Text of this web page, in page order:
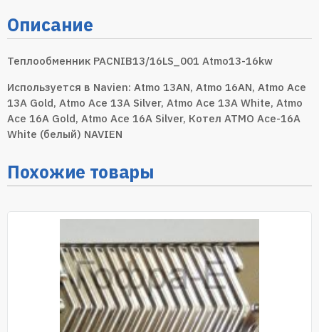
Описание
Теплообменник PACNIB13/16LS_001 Atmo13-16kw
Используется в Navien: Atmo 13AN, Atmo 16AN, Atmo Ace
13A Gold, Atmo Ace 13A Silver, Atmo Ace 13A White, Atmo
Ace 16A Gold, Atmo Ace 16A Silver, Котел АТМО Ace-16A
White (белый) NAVIEN
Похожие товары